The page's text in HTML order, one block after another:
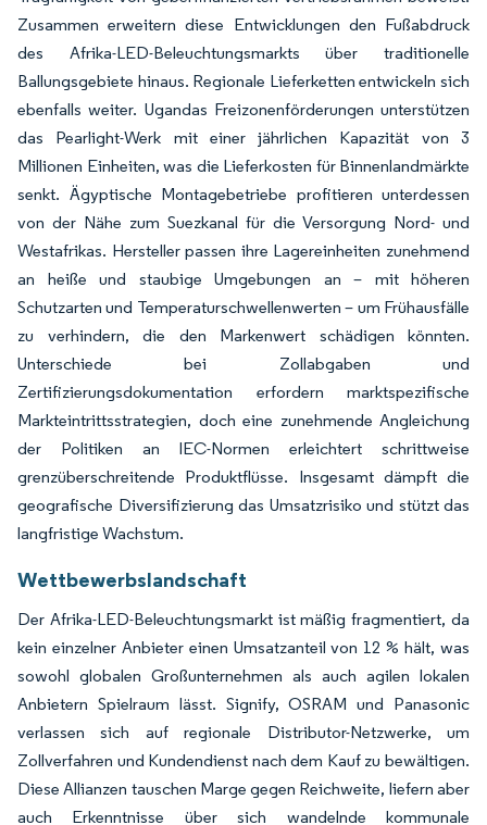
Zusammen erweitern diese Entwicklungen den Fußabdruck
des Afrika-LED-Beleuchtungsmarkts über traditionelle
Ballungsgebiete hinaus. Regionale Lieferketten entwickeln sich
ebenfalls weiter. Ugandas Freizonenförderungen unterstützen
das Pearlight-Werk mit einer jährlichen Kapazität von 3
Millionen Einheiten, was die Lieferkosten für Binnenlandmärkte
senkt. Ägyptische Montagebetriebe profitieren unterdessen
von der Nähe zum Suezkanal für die Versorgung Nord- und
Westafrikas. Hersteller passen ihre Lagereinheiten zunehmend
an heiße und staubige Umgebungen an – mit höheren
Schutzarten und Temperaturschwellenwerten – um Frühausfälle
zu verhindern, die den Markenwert schädigen könnten.
Unterschiede bei Zollabgaben und
Zertifizierungsdokumentation erfordern marktspezifische
Markteintrittsstrategien, doch eine zunehmende Angleichung
der Politiken an IEC-Normen erleichtert schrittweise
grenzüberschreitende Produktflüsse. Insgesamt dämpft die
geografische Diversifizierung das Umsatzrisiko und stützt das
langfristige Wachstum.
Wettbewerbslandschaft
Der Afrika-LED-Beleuchtungsmarkt ist mäßig fragmentiert, da
kein einzelner Anbieter einen Umsatzanteil von 12 % hält, was
sowohl globalen Großunternehmen als auch agilen lokalen
Anbietern Spielraum lässt. Signify, OSRAM und Panasonic
verlassen sich auf regionale Distributor-Netzwerke, um
Zollverfahren und Kundendienst nach dem Kauf zu bewältigen.
Diese Allianzen tauschen Marge gegen Reichweite, liefern aber
auch Erkenntnisse über sich wandelnde kommunale